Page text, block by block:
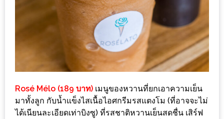
พบ
สินค้า
คุ้ม
ครบ
จบ
ที่
Rosé Mélo (189 บาท) เมนูของหวานที่ยกเอาความเย็น
มาทั้งลูก กับน้ำแข็งไสเนื้อไอศกรีมรสแตงโม (ที่อาจจะไม่
ได้เนียนละเอียดเท่าบิงซู) ที่รสชาติหวานเย็นสดชื่น เสิร์ฟ